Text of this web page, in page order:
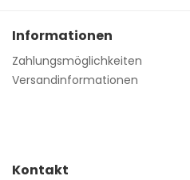
Informationen
Zahlungsmöglichkeiten
Versandinformationen
Kontakt